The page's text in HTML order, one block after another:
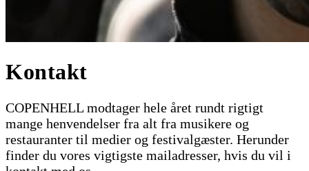
Kontakt
COPENHELL modtager hele året rundt rigtigt
mange henvendelser fra alt fra musikere og
restauranter til medier og festivalgæster. Herunder
finder du vores vigtigste mailadresser, hvis du vil i